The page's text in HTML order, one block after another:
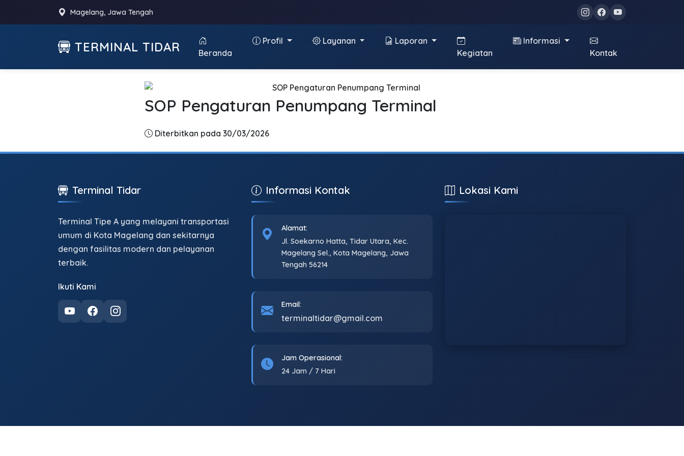
Magelang, Jawa Tengah
TERMINAL TIDAR Beranda
Profil Layanan
Laporan
Kegiatan
Informasi
Kontak
SOP Pengaturan Penumpang Terminal
Diterbitkan pada 30/03/2026
Terminal Tidar
Terminal Tipe A yang melayani transportasi
umum di Kota Magelang dan sekitarnya
dengan fasilitas modern dan pelayanan
terbaik.
Ikuti Kami
Informasi Kontak
Alamat:
Jl. Soekarno Hatta, Tidar Utara, Kec.
Magelang Sel., Kota Magelang, Jawa
Tengah 56214
Email:
terminaltidar@gmail.com
Jam Operasional:
24 Jam / 7 Hari
Lokasi Kami